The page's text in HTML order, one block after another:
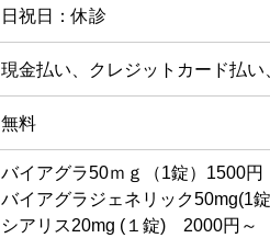
日祝日：休診
現金払い、クレジットカード払い
無料
バイアグラ50ｍｇ（1錠）1500円
バイアグラジェネリック50mg(1
シアリス20mg (１錠) 2000円～